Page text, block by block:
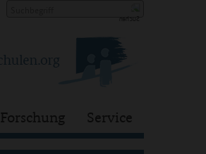
Forschung Service